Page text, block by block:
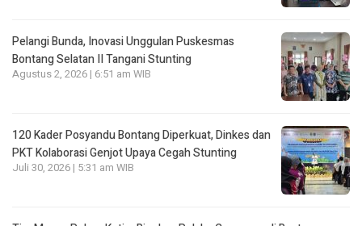
Pelangi Bunda, Inovasi Unggulan Puskesmas
Bontang Selatan II Tangani Stunting
Agustus 2, 2026 | 6:51 am WIB
120 Kader Posyandu Bontang Diperkuat, Dinkes dan
PKT Kolaborasi Genjot Upaya Cegah Stunting
Juli 30, 2026 | 5:31 am WIB